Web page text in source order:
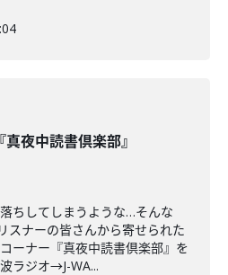
夜中読書倶楽部』
ちしてしまうような…そんな
スナーの皆さんから寄せられた
ーナー『真夜中読書倶楽部』を
ラジオ→J-WA...